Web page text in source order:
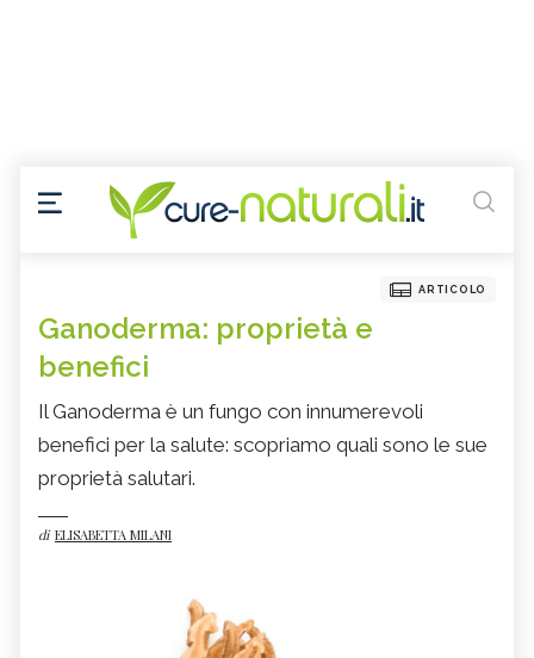
ARTICOLO
Ganoderma: proprietà e
benefici
Il Ganoderma è un fungo con innumerevoli
benefici per la salute: scopriamo quali sono le sue
proprietà salutari.
di ELISABETTA MILANI